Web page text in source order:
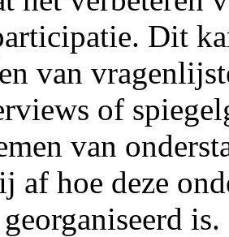
Dit
van
of
van
af hoe deze